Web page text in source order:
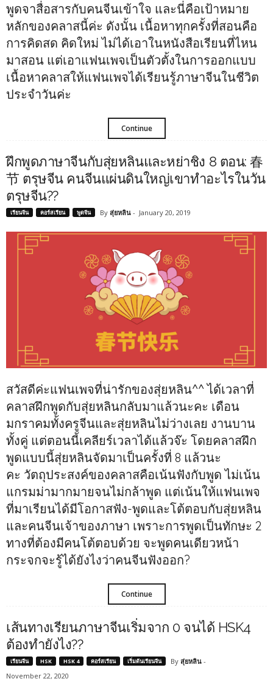
พูดจาสื่อสารกับคนจีนเข้าใจ และนี่คือเป้าหมาย
หลักของคลาสนี้ค่ะ ดังนั้น เนื้อหาทุกครั้งที่สอนคือ
การคิดสด คิดใหม่ ไม่ได้เอาในหนังสือเรียนที่ไหน
มาสอน แต่เอาแฟนเพจเป็นตัวตั้งในการออกแบบ
เนื้อหาคลาสให้แฟนเพจได้เรียนรู้ภาษาจีนในชีวิต
ประจำวันค่ะ
Continue
ฝึกพูดภาษาจีนกับสุ่ยหลินและหย่าชิง 8 ตอน: 春
节 ตรุษจีน คนจีนแผ่นดินใหญ่เขาทำอะไรในวัน
ตรุษจีน??
เรียนจีน คอร์สเรียน พูดจีน By สุ่ยหลิน - January 20, 2019
สวัสดีค่ะแฟนเพจที่น่ารักของสุ่ยหลิน^^ ได้เวลาที่
คลาสฝึกพูดกับสุ่ยหลินกลับมาแล้วนะคะ เดือน
มกราคมทั้งครูจีนและสุ่ยหลินไม่ว่างเลย งานบาน
ทั้งคู่ แต่ตอนนี้เคลียร์เวลาได้แล้วจ๊ะ โดยคลาสฝึก
พูดแบบนี้สุ่ยหลินจัดมาเป็นครั้งที่ 8 แล้วนะ
คะ วัตถุประสงค์ของคลาสคือเน้นฟังกับพูด ไม่เน้น
แกรมม่ามากมายจนไม่กล้าพูด แต่เน้นให้แฟนเพจ
ที่มาเรียนได้มีโอกาสฟัง-พูดและโต้ตอบกับสุ่ยหลิน
และคนจีนเจ้าของภาษา เพราะการพูดเป็นทักษะ 2
ทางที่ต้องมีคนโต้ตอบด้วย จะพูดคนเดียวหน้า
กระจกจะรู้ได้ยังไงว่าคนจีนฟังออก?
Continue
เส้นทางเรียนภาษาจีนเริ่มจาก 0 จนได้ HSK4
ต้องทำยังไง??
เรียนจีน HSK HSK 4 คอร์สเรียน เริ่มต้นเรียนจีน By สุ่ยหลิน -
November 22, 2020